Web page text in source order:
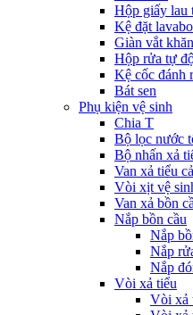
Hộp giấy lau
Kệ đặt lavabo
Giàn vắt khăn
Hộp rửa tự
Kệ cốc đánh
Bát sen
Phụ kiện vệ sinh
Chia T
Bộ lọc nước
Bộ nhấn xả
Van xả tiểu
Vòi xịt vệ
Van xả bồn
Nắp bồn cầu
Nắp
Nắp
Nắp
Vòi xả tiểu
Vòi xả